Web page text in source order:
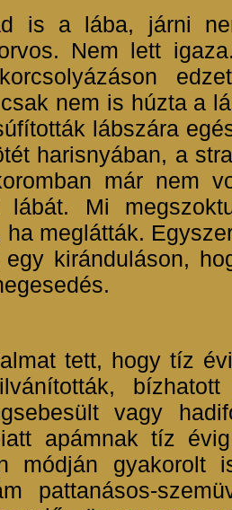
is a lába, járni
Nem lett
nem is húzta a
lábszára
harisnyában, a
már nem
lábát. Mi
ha meglátták.
kiránduláson,
tett, hogy tíz
vagy
apámnak tíz
módján gyakorolt
pattanásos-